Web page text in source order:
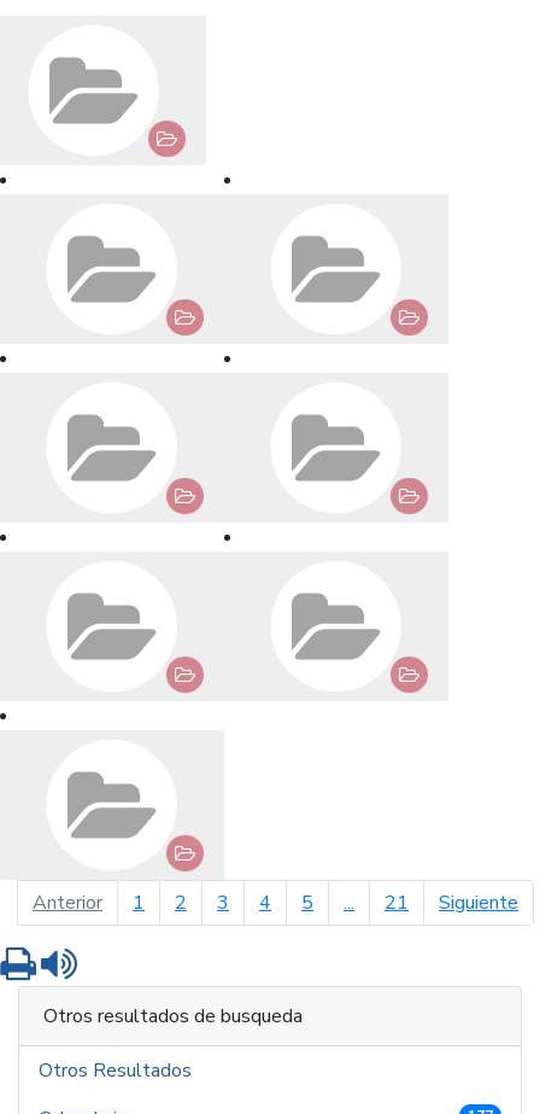
Anteriorpágina anterior
1 2 3 4 5 ... 21 Siguiente
Imprimir
Otros resultados de busqueda
Otros Resultados